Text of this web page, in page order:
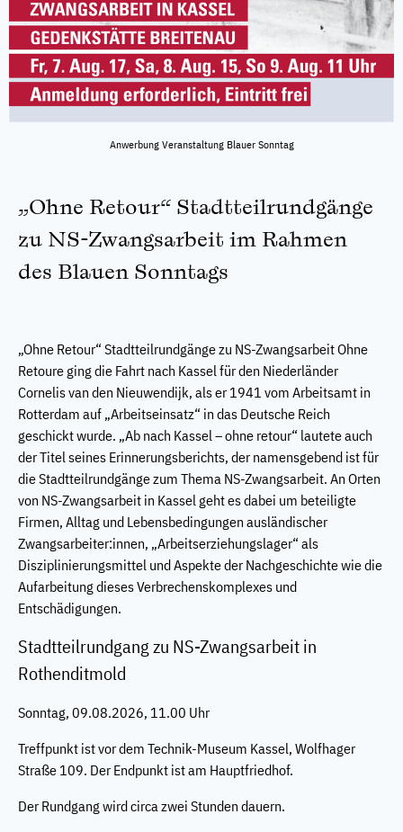
Anwerbung Veranstaltung Blauer Sonntag
„Ohne Retour“ Stadtteilrundgänge
zu NS-Zwangsarbeit im Rahmen
des Blauen Sonntags
„Ohne Retour“ Stadtteilrundgänge zu NS-Zwangsarbeit Ohne
Retoure ging die Fahrt nach Kassel für den Niederländer
Cornelis van den Nieuwendijk, als er 1941 vom Arbeitsamt in
Rotterdam auf „Arbeitseinsatz“ in das Deutsche Reich
geschickt wurde. „Ab nach Kassel – ohne retour“ lautete auch
der Titel seines Erinnerungsberichts, der namensgebend ist für
die Stadtteilrundgänge zum Thema NS-Zwangsarbeit. An Orten
von NS-Zwangsarbeit in Kassel geht es dabei um beteiligte
Firmen, Alltag und Lebensbedingungen ausländischer
Zwangsarbeiter:innen, „Arbeitserziehungslager“ als
Disziplinierungsmittel und Aspekte der Nachgeschichte wie die
Aufarbeitung dieses Verbrechenskomplexes und
Entschädigungen.
Stadtteilrundgang zu NS-Zwangsarbeit in
Rothenditmold
Sonntag, 09.08.2026, 11.00 Uhr
Treffpunkt ist vor dem Technik-Museum Kassel, Wolfhager
Straße 109. Der Endpunkt ist am Hauptfriedhof.
Der Rundgang wird circa zwei Stunden dauern.